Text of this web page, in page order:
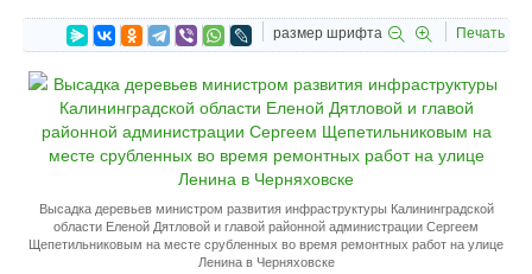
размер шрифта Печать
Высадка деревьев министром развития инфраструктуры Калининградской
области Еленой Дятловой и главой районной администрации Сергеем
Щепетильниковым на месте срубленных во время ремонтных работ на улице
Ленина в Черняховске